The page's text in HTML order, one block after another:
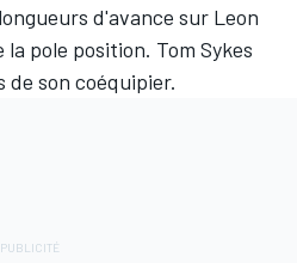
d'avance sur Leon
la pole position. Tom Sykes
de son coéquipier.